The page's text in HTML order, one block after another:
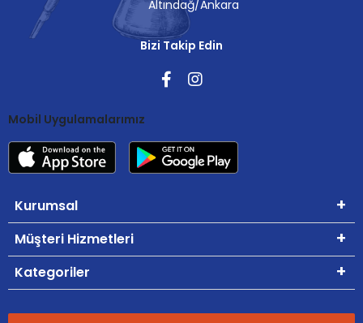
Altındağ/Ankara
Bizi Takip Edin
Mobil Uygulamalarımız
Kurumsal
Müşteri Hizmetleri
Kategoriler